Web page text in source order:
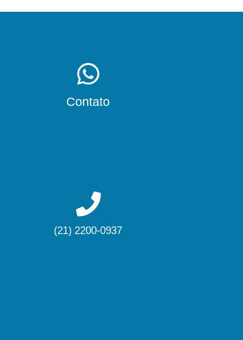
Contato
(21) 2200-0937